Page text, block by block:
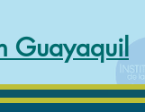
Guayaquil